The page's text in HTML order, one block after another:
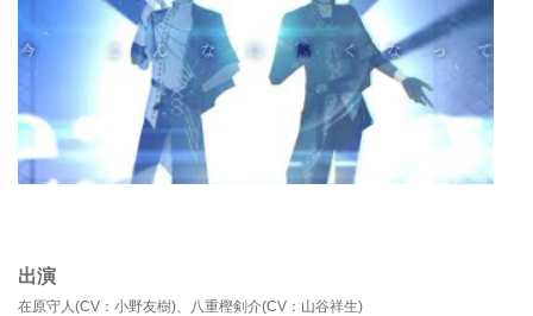
出演
在原守人(CV：小野友樹)、八重樫剣介(CV：山谷祥生)